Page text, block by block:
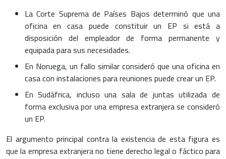
La Corte Suprema de Países Bajos determinó que una
oficina en casa puede constituir un EP si está a
disposición del empleador de forma permanente y
equipada para sus necesidades.
En Noruega, un fallo similar consideró que una oficina en
casa con instalaciones para reuniones puede crear un EP.
En Sudáfrica, incluso una sala de juntas utilizada de
forma exclusiva por una empresa extranjera se consideró
un EP.
El argumento principal contra la existencia de esta figura es
que la empresa extranjera no tiene derecho legal o fáctico para